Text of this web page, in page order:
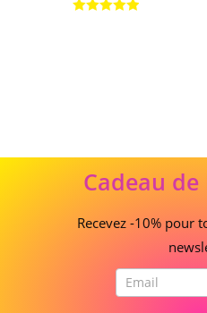
deCadeau
Recevez -10% pour